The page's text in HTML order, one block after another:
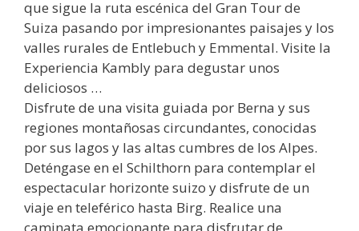
que sigue la ruta escénica del Gran Tour de
Suiza pasando por impresionantes paisajes y los
valles rurales de Entlebuch y Emmental. Visite la
Experiencia Kambly para degustar unos
deliciosos …
Disfrute de una visita guiada por Berna y sus
regiones montañosas circundantes, conocidas
por sus lagos y las altas cumbres de los Alpes.
Deténgase en el Schilthorn para contemplar el
espectacular horizonte suizo y disfrute de un
viaje en teleférico hasta Birg. Realice una